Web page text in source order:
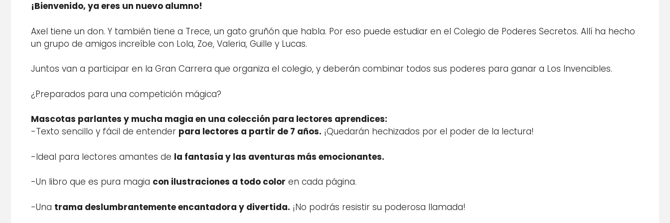
¡Bienvenido, ya eres un nuevo alumno!
Axel tiene un don. Y también tiene a Trece, un gato gruñón que habla. Por eso puede estudiar en el Colegio de Poderes Secretos. Allí ha hecho
un grupo de amigos increíble con Lola, Zoe, Valeria, Guille y Lucas.
Juntos van a participar en la Gran Carrera que organiza el colegio, y deberán combinar todos sus poderes para ganar a Los Invencibles.
¿Preparados para una competición mágica?
Mascotas parlantes y mucha magia en una colección para lectores aprendices:
-Texto sencillo y fácil de entender para lectores a partir de 7 años. ¡Quedarán hechizados por el poder de la lectura!
-Ideal para lectores amantes de la fantasía y las aventuras más emocionantes.
-Un libro que es pura magia con ilustraciones a todo color en cada página.
-Una trama deslumbrantemente encantadora y divertida. ¡No podrás resistir su poderosa llamada!